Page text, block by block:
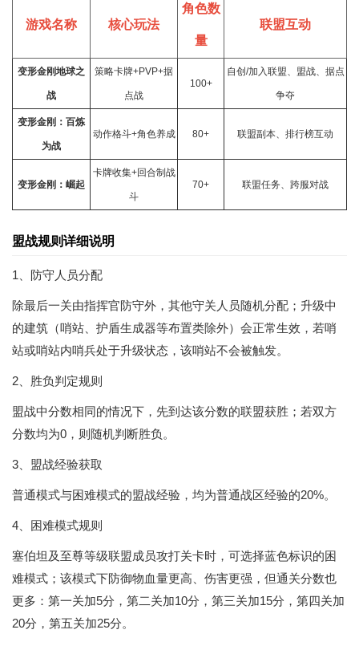
游戏名称 核心玩法
角色数
量
联盟互动
变形金刚地球之
战
策略卡牌+PVP+据
点战
100+
自创/加入联盟、盟战、据点
争夺
变形金刚：百炼
为战
动作格斗+角色养成 80+ 联盟副本、排行榜互动
变形金刚：崛起
卡牌收集+回合制战
斗
70+ 联盟任务、跨服对战
盟战规则详细说明
1、防守人员分配
除最后一关由指挥官防守外，其他守关人员随机分配；升级中
的建筑（哨站、护盾生成器等布置类除外）会正常生效，若哨
站或哨站内哨兵处于升级状态，该哨站不会被触发。
2、胜负判定规则
盟战中分数相同的情况下，先到达该分数的联盟获胜；若双方
分数均为0，则随机判断胜负。
3、盟战经验获取
普通模式与困难模式的盟战经验，均为普通战区经验的20%。
4、困难模式规则
塞伯坦及至尊等级联盟成员攻打关卡时，可选择蓝色标识的困
难模式；该模式下防御物血量更高、伤害更强，但通关分数也
更多：第一关加5分，第二关加10分，第三关加15分，第四关加
20分，第五关加25分。